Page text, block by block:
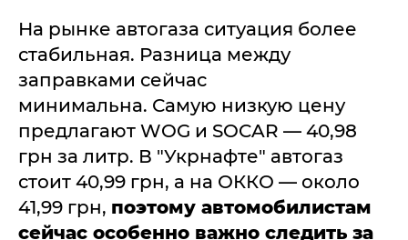
На рынке автогаза ситуация более
стабильная. Разница между
заправками сейчас
минимальна. Самую низкую цену
предлагают WOG и SOCAR — 40,98
грн за литр. В "Укрнафте" автогаз
стоит 40,99 грн, а на ОККО — около
41,99 грн, поэтому автомобилистам
сейчас особенно важно следить за